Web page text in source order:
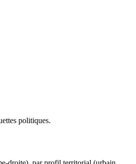
politiques.